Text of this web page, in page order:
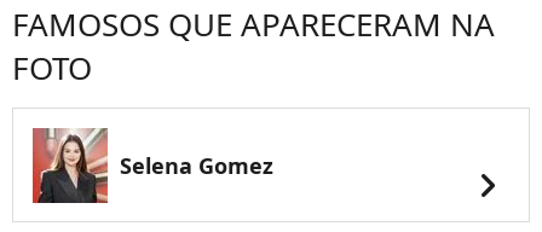
FAMOSOS QUE APARECERAM NA
FOTO
Selena Gomez chevron_right